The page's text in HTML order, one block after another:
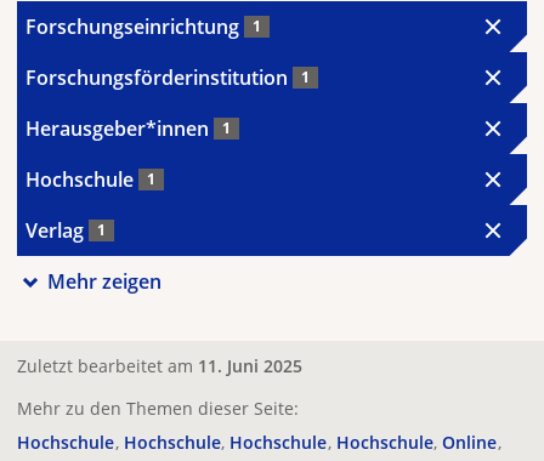
Forschungseinrichtung 1
Forschungsförderinstitution 1
Herausgeber*innen 1
Hochschule 1
Verlag 1
Mehr zeigen
Zuletzt bearbeitet am 11. Juni 2025
Mehr zu den Themen dieser Seite:
Hochschule Hochschule Hochschule Hochschule Online